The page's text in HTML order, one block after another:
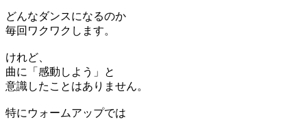
どんなダンスになるのか
毎回ワクワクします。
けれど、
曲に「感動しよう」と
意識したことはありません。
特にウォームアップでは